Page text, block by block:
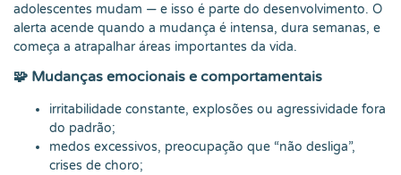
adolescentes mudam — e isso é parte do desenvolvimento. O
alerta acende quando a mudança é intensa, dura semanas, e
começa a atrapalhar áreas importantes da vida.
🧩 Mudanças emocionais e comportamentais
irritabilidade constante, explosões ou agressividade fora
do padrão;
medos excessivos, preocupação que “não desliga”,
crises de choro;